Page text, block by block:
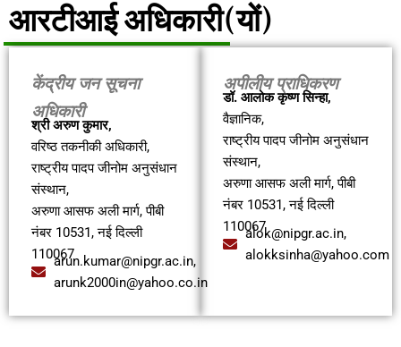
आरटीआई अधिकारी(यों)
केंद्रीय जन सूचना
अधिकारी
श्री अरुण कुमार,
वरिष्ठ तकनीकी अधिकारी,
राष्ट्रीय पादप जीनोम अनुसंधान
संस्थान,
अरुणा आसफ अली मार्ग, पीबी
नंबर 10531, नई दिल्ली
110067arun.kumar@nipgr.ac.in,
arunk2000in@yahoo.co.in
अपीलीय प्राधिकरण
डॉ. आलोक कृष्ण सिन्हा,
वैज्ञानिक,
राष्ट्रीय पादप जीनोम अनुसंधान
संस्थान,
अरुणा आसफ अली मार्ग, पीबी
नंबर 10531, नई दिल्ली
110067alok@nipgr.ac.in,
alokksinha@yahoo.com